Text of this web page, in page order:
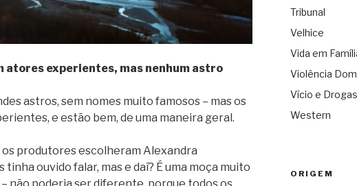
atores experientes, mas nenhum astro
astros, sem nomes muito famosos – mas os
e estão bem, de uma maneira geral.
os produtores escolheram Alexandra
tinha ouvido falar, mas e daí? É uma moça muito
Tribunal
Velhice
Vida em
Violência
Vício e Drogas
Western
ORIGEM